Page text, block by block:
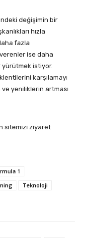
değişimin bir
hızla
fazla
ise daha
istiyor.
karşılamayı
yeniliklerin artması
sitemizi ziyaret
1
Teknoloji